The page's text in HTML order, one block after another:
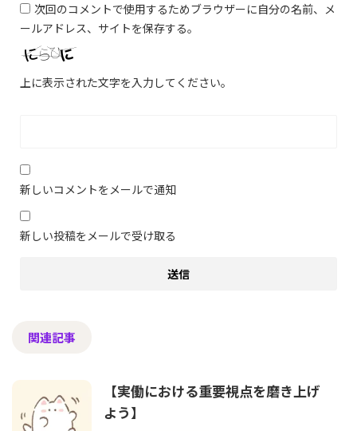
次回のコメントで使用するためブラウザーに自分の名前、メ
ールアドレス、サイトを保存する。
上に表示された文字を入力してください。
新しいコメントをメールで通知
新しい投稿をメールで受け取る
関連記事
【実働における重要視点を磨き上げ
よう】